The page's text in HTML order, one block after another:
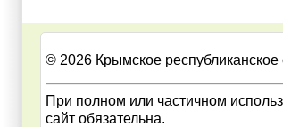
© 2026 Крымское
При полном или частичном
сайт обязательна.